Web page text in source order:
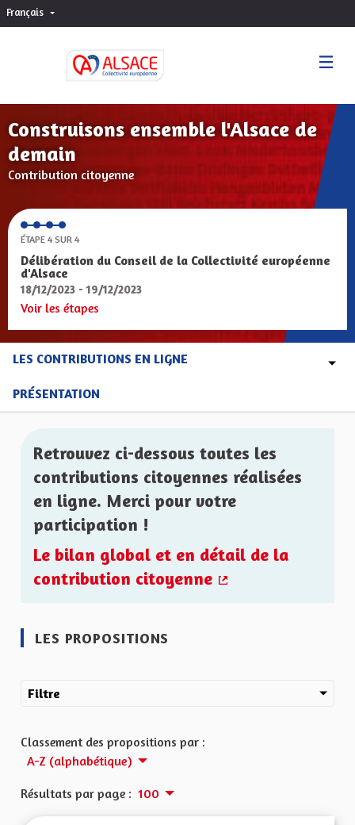
Français Choisir la langue
Construisons ensemble l'Alsace de
demain
Contribution citoyenne
ÉTAPE 4 SUR 4
Délibération du Conseil de la Collectivité européenne
d'Alsace
18/12/2023 - 19/12/2023
Voir les étapes
LES CONTRIBUTIONS EN LIGNE
PRÉSENTATION
Retrouvez ci-dessous toutes les
contributions citoyennes réalisées
en ligne. Merci pour votre
participation !
Le bilan global et en détail de la
contribution citoyenne
LES PROPOSITIONS
Filtre
Classement des propositions par :
A-Z (alphabétique)
Résultats par page : 100